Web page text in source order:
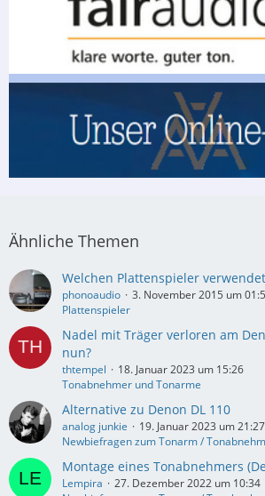
Ähnliche Themen
Welchen Plattenspieler
phonoaudio
3. November 2015 um
Plattenspieler
Nadel mit Träger verloren am
nun?
thtempel
18. Januar 2023 um 15:26
Tonabnehmer und Tonarme
Alternative zu Denon DL 110
analog junkie
19. Januar 2023 um 21:27
Newbiefragen zum Tonarm /
Montage eines Tonabnehmers
Lempira
27. Dezember 2022 um 10:34